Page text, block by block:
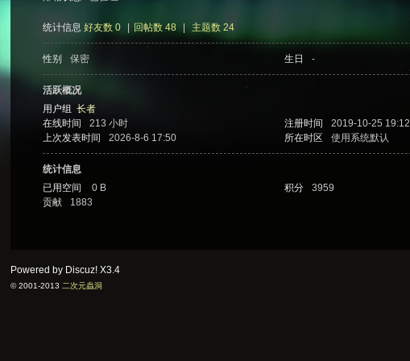
统计信息 好友数 0 回帖数 48 主题数 24
性别 保密 生日 -
活跃概况
用户组长者
在线时间
213 小时 注册时间 2019-10-25 19:12
上次发表时间
2026-8-6 17:50 所在时区 使用系统默认
统计信息
已用空间
0 B 积分 3959
贡献
1883
Powered by Discuz!X3.4
© 2001-2013 二次元蟲洞